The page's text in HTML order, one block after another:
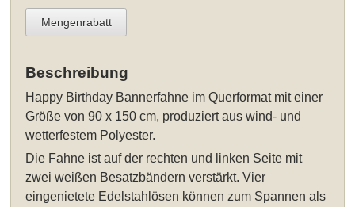
Mengenrabatt
Beschreibung
Happy Birthday Bannerfahne im Querformat mit einer
Größe von 90 x 150 cm, produziert aus wind- und
wetterfestem Polyester.
Die Fahne ist auf der rechten und linken Seite mit
zwei weißen Besatzbändern verstärkt. Vier
eingenietete Edelstahlösen können zum Spannen als